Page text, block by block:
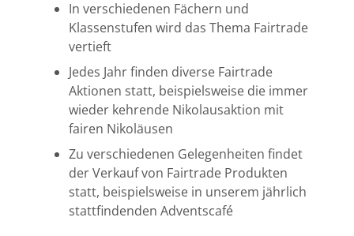
In verschiedenen Fächern und
Klassenstufen wird das Thema Fairtrade
vertieft
Jedes Jahr finden diverse Fairtrade
Aktionen statt, beispielsweise die immer
wieder kehrende Nikolausaktion mit
fairen Nikoläusen
Zu verschiedenen Gelegenheiten findet
der Verkauf von Fairtrade Produkten
statt, beispielsweise in unserem jährlich
stattfindenden Adventscafé